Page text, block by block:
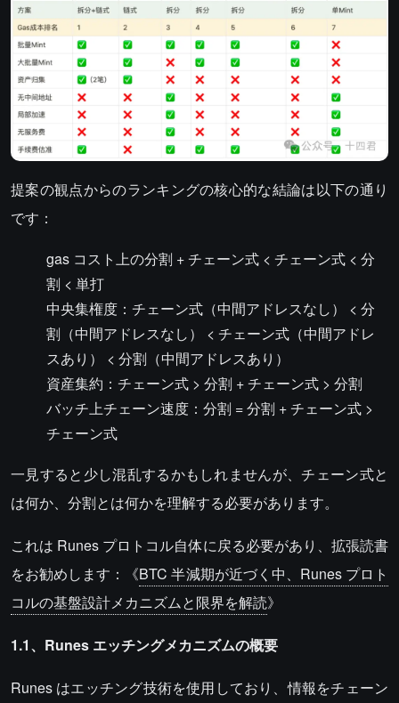
提案の観点からのランキングの核心的な結論は以下の通り
です：
gas コスト上の分割 + チェーン式 < チェーン式 < 分
割 < 単打
中央集権度：チェーン式（中間アドレスなし） < 分
割（中間アドレスなし） < チェーン式（中間アドレ
スあり） < 分割（中間アドレスあり）
資産集約：チェーン式 > 分割 + チェーン式 > 分割
バッチ上チェーン速度：分割 = 分割 + チェーン式 >
チェーン式
一見すると少し混乱するかもしれませんが、チェーン式と
は何か、分割とは何かを理解する必要があります。
これは Runes プロトコル自体に戻る必要があり、拡張読書
をお勧めします：《BTC 半減期が近づく中、Runes プロト
コルの基盤設計メカニズムと限界を解読》
1.1、Runes エッチングメカニズムの概要
Runes はエッチング技術を使用しており、情報をチェーン